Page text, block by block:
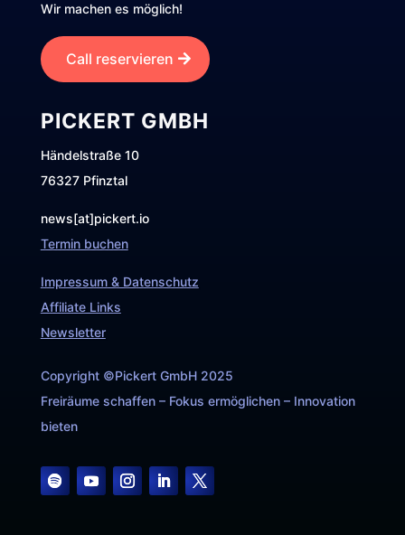
Wir machen es möglich!
Call reservieren
PICKERT GMBH
Händelstraße 10
76327 Pfinztal
news[at]pickert.io
Termin buchen
Impressum & Datenschutz
Affiliate Links
Newsletter
Copyright ©Pickert GmbH 2025
Freiräume schaffen – Fokus ermöglichen – Innovation
bieten